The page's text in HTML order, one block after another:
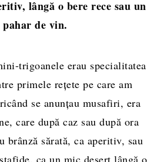
lângă o bere rece sau un
pahar de vin.
trigoanele erau specialitatea
primele rețete pe care am
se anunțau musafiri, era
care după caz sau după ora
brânză sărată, ca aperitiv, sau
ca un mic desert lângă o